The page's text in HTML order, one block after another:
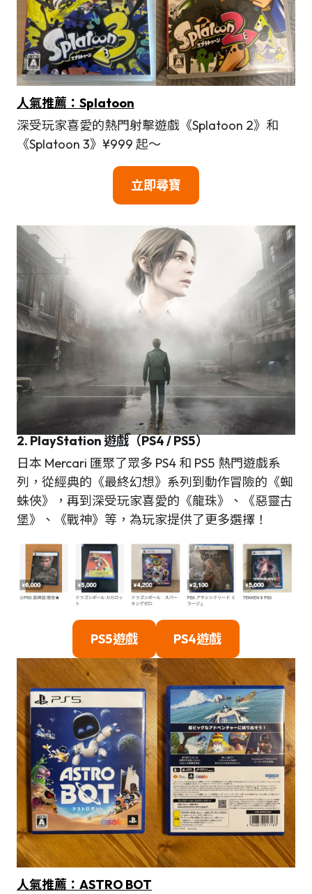
人氣推薦：Splatoon
深受玩家喜愛的熱門射擊遊戲《Splatoon 2》和
《Splatoon 3》¥999 起～
立即尋寶
2. PlayStation 遊戲（PS4 / PS5）
日本 Mercari 匯聚了眾多 PS4 和 PS5 熱門遊戲系
列，從經典的《最終幻想》系列到動作冒險的《蜘
蛛俠》，再到深受玩家喜愛的《龍珠》、《惡靈古
堡》、《戰神》等，為玩家提供了更多選擇！
PS5遊戲 PS4遊戲
人氣推薦：ASTRO BOT